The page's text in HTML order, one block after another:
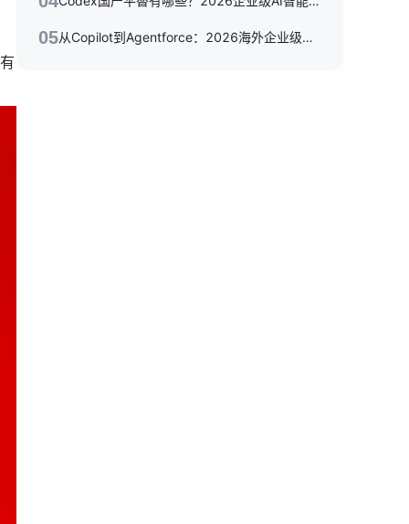
05 从Copilot到Agentforce：2026海外企业级智能体平台商用落地格局解析